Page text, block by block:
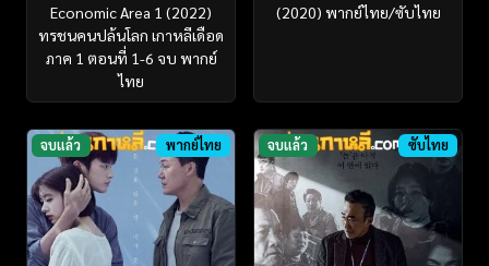
Economic Area 1 (2022)
ทรชนคนปล้นโลก เกาหลีเดือด
ภาค 1 ตอนที่ 1-6 จบ พากย์
ไทย
(2020) พากย์ไทย/ซับไทย
จบแล้ว พากย์ไทย จบแล้ว ซับไทย